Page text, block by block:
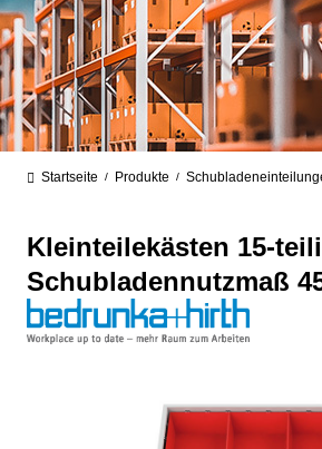
Startseite / Produkte /
Kleinteilekästen 15-
Schubladennutzmaß